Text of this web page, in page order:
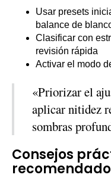
Usar presets
balance de
Clasificar con
revisión rápida
Activar el modo
«Priorizar el
aplicar nitidez
sombras
Consejos